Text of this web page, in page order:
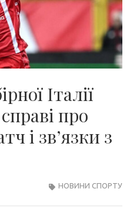
Італії
про
і зв’язки з
НОВИНИ СПОРТУ